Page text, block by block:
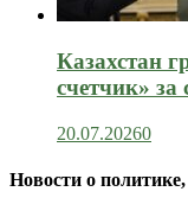
Казахстан
счетчик»
20.07.20260
Новости о